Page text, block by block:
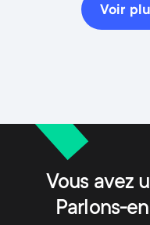
Voir
Vous avez
Parlons-